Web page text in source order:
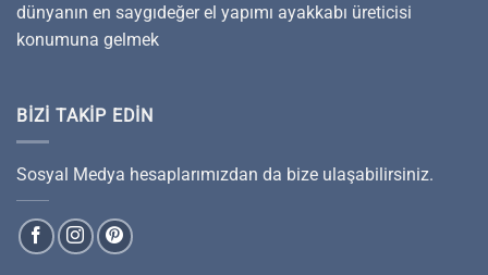
dünyanın en saygıdeğer el yapımı ayakkabı üreticisi
konumuna gelmek
BIZI TAKIP EDIN
Sosyal Medya hesaplarımızdan da bize ulaşabilirsiniz.